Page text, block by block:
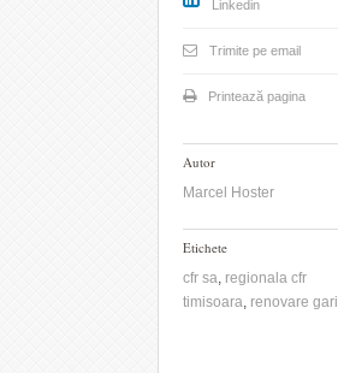
Linkedin
Trimite pe email
Printează pagina
Autor
Marcel Hoster
Etichete
cfr sa, regionala cfr
timisoara, renovare gari